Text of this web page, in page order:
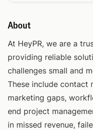
About
At HeyPR, we are a
providing reliable
challenges small and
These include contact
marketing gaps,
end project
in missed revenue,